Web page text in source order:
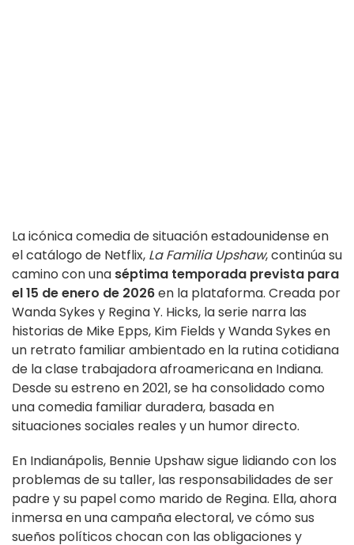
La icónica comedia de situación estadounidense en
el catálogo de Netflix, La Familia Upshaw, continúa su
camino con una séptima temporada prevista para
el 15 de enero de 2026en la plataforma. Creada por
Wanda Sykes y Regina Y. Hicks, la serie narra las
historias de Mike Epps, Kim Fields y Wanda Sykes en
un retrato familiar ambientado en la rutina cotidiana
de la clase trabajadora afroamericana en Indiana.
Desde su estreno en 2021, se ha consolidado como
una comedia familiar duradera, basada en
situaciones sociales reales y un humor directo.
En Indianápolis, Bennie Upshaw sigue lidiando con los
problemas de su taller, las responsabilidades de ser
padre y su papel como marido de Regina. Ella, ahora
inmersa en una campaña electoral, ve cómo sus
sueños políticos chocan con las obligaciones y